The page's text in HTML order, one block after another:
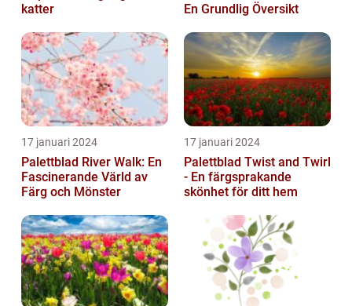
katter
En Grundlig Översikt
17 januari 2024
Palettblad River Walk: En
Fascinerande Värld av
Färg och Mönster
17 januari 2024
Palettblad Twist and Twirl
- En färgsprakande
skönhet för ditt hem